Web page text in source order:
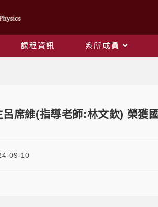
課程資訊 系所成員
席維(指導老師:林文欽) 榮獲
09-10